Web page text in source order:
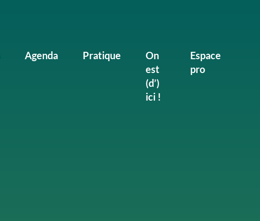
Agenda Pratique
On
est
(d’)
ici !
Espace
pro